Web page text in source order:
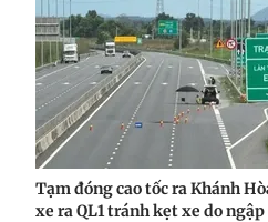
Tạm đóng cao tốc ra Khánh
xe ra QL1 tránh kẹt xe do